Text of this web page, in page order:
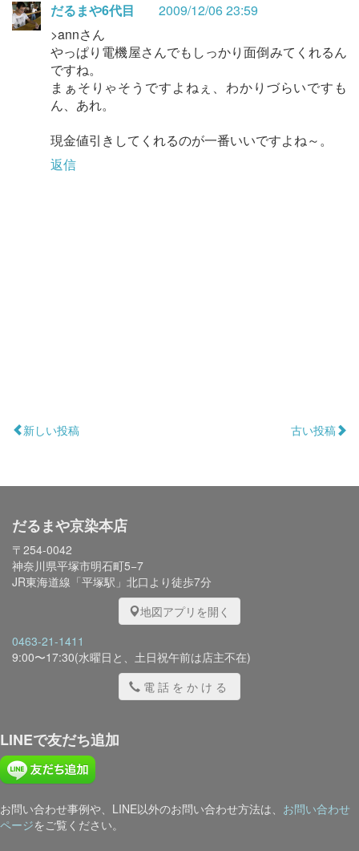
だるまや6代目
2009/12/06 23:59
>annさん
やっぱり電機屋さんでもしっかり面倒みてくれるん
ですね。
まぁそりゃそうですよねぇ、わかりづらいですも
ん、あれ。
現金値引きしてくれるのが一番いいですよね～。
返信
新しい投稿 古い投稿
だるまや京染本店
〒254-0042
神奈川県平塚市明石町5−7
JR東海道線「平塚駅」北口より徒歩7分
地図アプリを開く
0463-21-1411
9:00〜17:30(水曜日と、土日祝午前は店主不在)
電話をかける
LINEで友だち追加
お問い合わせ事例や、LINE以外のお問い合わせ方法は、 お問い合わせ
ページをご覧ください。